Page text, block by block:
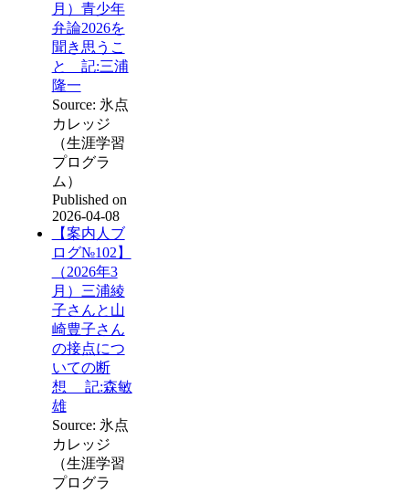
月）青少年
弁論2026を
聞き思うこ
と 記:三浦
隆一
Source: 氷点
カレッジ
（生涯学習
プログラ
ム）
Published on
2026-04-08
【案内人ブ
ログ№102】
（2026年3
月）三浦綾
子さんと山
崎豊子さん
の接点につ
いての断
想 記:森敏
雄
Source: 氷点
カレッジ
（生涯学習
プログラ